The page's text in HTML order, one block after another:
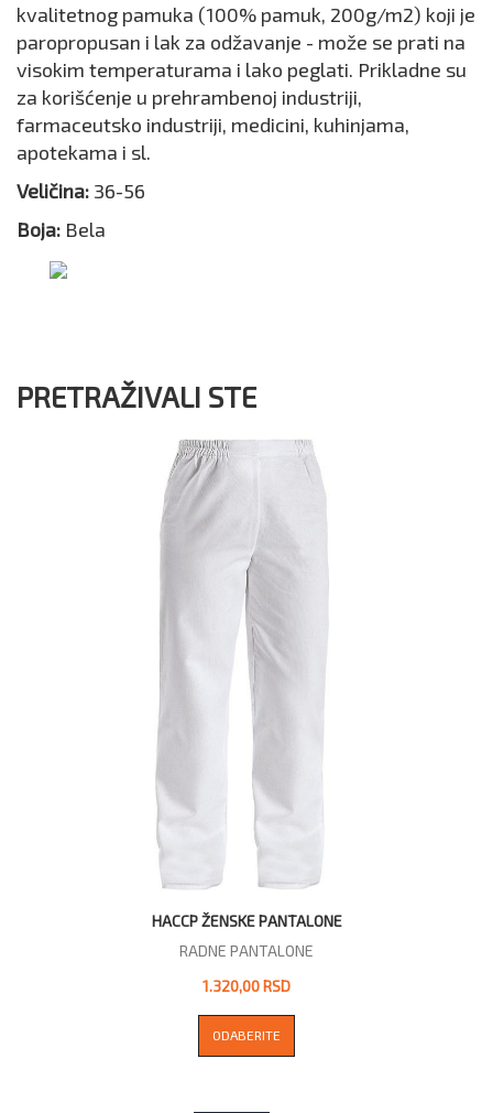
kvalitetnog pamuka (100% pamuk, 200g/m2) koji je
paropropusan i lak za odžavanje - može se prati na
visokim temperaturama i lako peglati. Prikladne su
za korišćenje u prehrambenoj industriji,
farmaceutsko industriji, medicini, kuhinjama,
apotekama i sl.
Veličina: 36-56
Boja: Bela
PRETRAŽIVALI STE
HACCP ŽENSKE PANTALONE
RADNE PANTALONE
1.320,00 RSD
ODABERITE